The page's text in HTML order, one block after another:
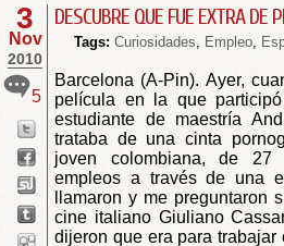
3
Nov
2010
5
DESCUBRE QUE FUE EXTRA DE
Tags: Curiosidades, Empleo,
Barcelona (A-Pin). Ayer,
película en la que
estudiante de maestría
trataba de una cinta
joven colombiana, de 27
empleos a través de una
llamaron y me preguntaron
cine italiano Giuliano
dijeron que era para